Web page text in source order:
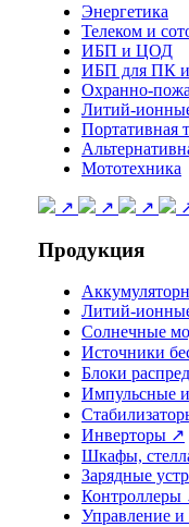
Энергетика
Телеком и
ИБП и ЦОД
ИБП для ПК и
Охранно-
Литий-
Портативная
Мототехника
↗ ↗ ↗
Продукция
Литий-
Солнечные
Источники
Блоки
Импульсные
Инверторы ↗
Шкафы,
Зарядные
Контроллеры
Управление